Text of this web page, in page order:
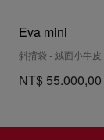
Eva mini
斜揹袋 - 絨面小牛
NT$ 55.000,00